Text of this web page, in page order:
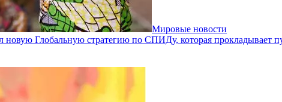
Мировые новости
Глобальную стратегию по СПИДу, которая прокладывает